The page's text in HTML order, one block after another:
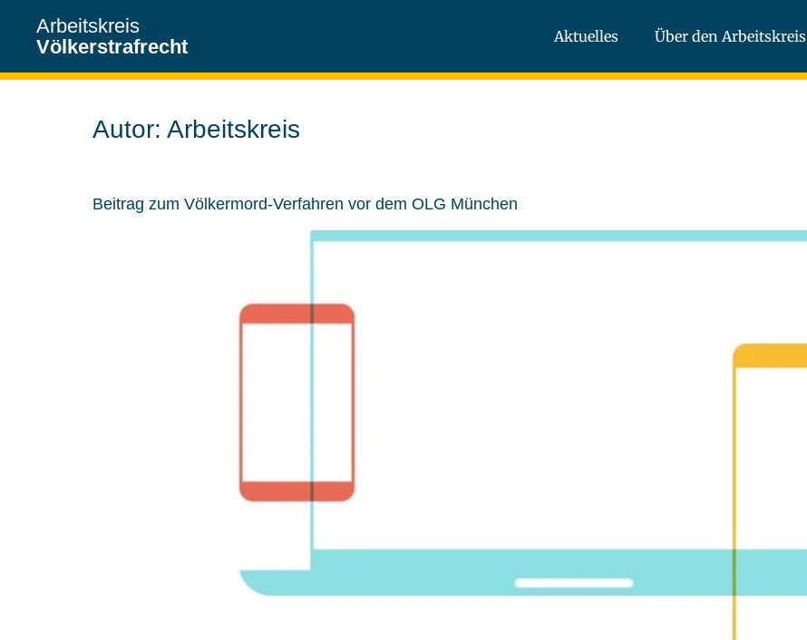
Arbeitskreis
Völkerstrafrecht
Aktuelles Über den Arbeitskreis
Autor: Arbeitskreis
Beitrag zum Völkermord-Verfahren vor dem OLG München